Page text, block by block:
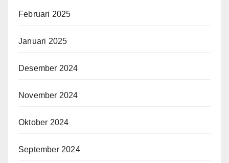
Februari 2025
Januari 2025
Desember 2024
November 2024
Oktober 2024
September 2024